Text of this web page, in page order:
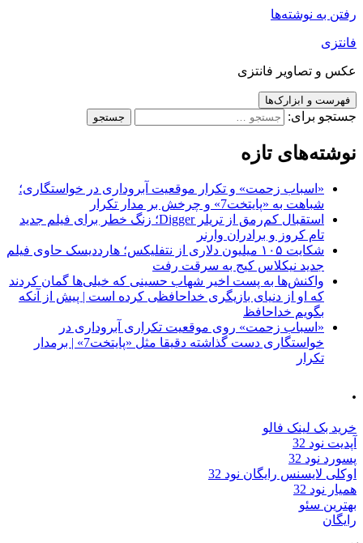
رفتن به نوشته‌ها
فانتزی
عکس و تصاویر فانتزی
فهرست و ابزارک‌ها
جستجو برای:
نوشته‌های تازه
«اسباب زحمت» و تکرار موقعیت آبروداری در خواستگاری؛
شباهت به «پایتخت7» و چرخش بر مدار تکرار
استقبال کم‌رمق از تریلر Digger؛ زنگ خطر برای فیلم جدید
تام کروز و برادران وارنر
شکایت ۱۰۵ میلیون دلاری از نتفلیکس؛ هارددیسک حاوی فیلم
جدید نیکلاس کیج به سرقت رفت
واکنش‌ها به پست اخیر شهاب حسینی که خیلی‌ها گمان کردند
که او از دنیای بازیگری خداحافظی کرده است | پیش از آنکه
بگویم خداحافظ
«اسباب زحمت» روی موقعیت تکراری آبروداری در
خواستگاری دست گذاشته دقیقا مثل «پایتخت7» | برمدار
تکرار
.
خرید بک لینک فالو
آپدیت نود 32
پسورد نود 32
اوکلی لایسنس رایگان نود 32
همیار نود 32
بهترین سئو
رایگان